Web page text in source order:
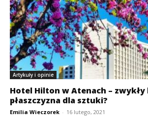
Artykuły i opinie
Hotel Hilton w Atenach –
płaszczyzna dla sztuki?
Emilia Wieczorek - 16 lutego, 2021